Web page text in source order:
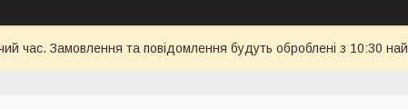
час. Замовлення та повідомлення будуть оброблені з 10:30